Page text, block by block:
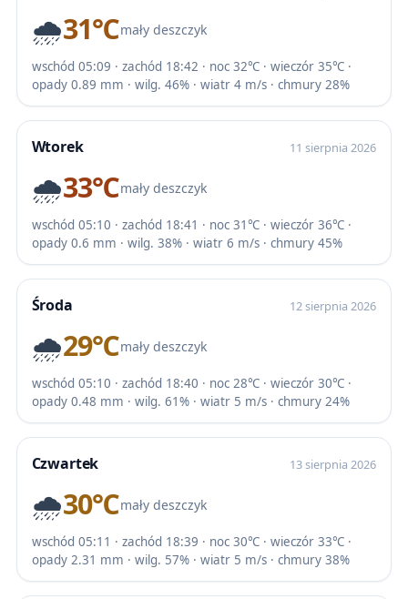
🌧️31℃mały deszczyk
wschód 05:09 · zachód 18:42 · noc 32℃ · wieczór 35℃ ·
opady 0.89 mm · wilg. 46% · wiatr 4 m/s · chmury 28%
Wtorek 11 sierpnia 2026
🌧️33℃mały deszczyk
wschód 05:10 · zachód 18:41 · noc 31℃ · wieczór 36℃ ·
opady 0.6 mm · wilg. 38% · wiatr 6 m/s · chmury 45%
Środa 12 sierpnia 2026
🌧️29℃mały deszczyk
wschód 05:10 · zachód 18:40 · noc 28℃ · wieczór 30℃ ·
opady 0.48 mm · wilg. 61% · wiatr 5 m/s · chmury 24%
Czwartek 13 sierpnia 2026
🌧️30℃mały deszczyk
wschód 05:11 · zachód 18:39 · noc 30℃ · wieczór 33℃ ·
opady 2.31 mm · wilg. 57% · wiatr 5 m/s · chmury 38%